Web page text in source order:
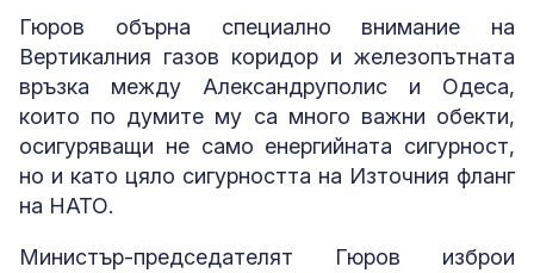
Гюров обърна специално внимание на
Вертикалния газов коридор и железопътната
връзка между Александруполис и Одеса,
които по думите му са много важни обекти,
осигуряващи не само енергийната сигурност,
но и като цяло сигурността на Източния фланг
на НАТО.
Министър-председателят Гюров изброи